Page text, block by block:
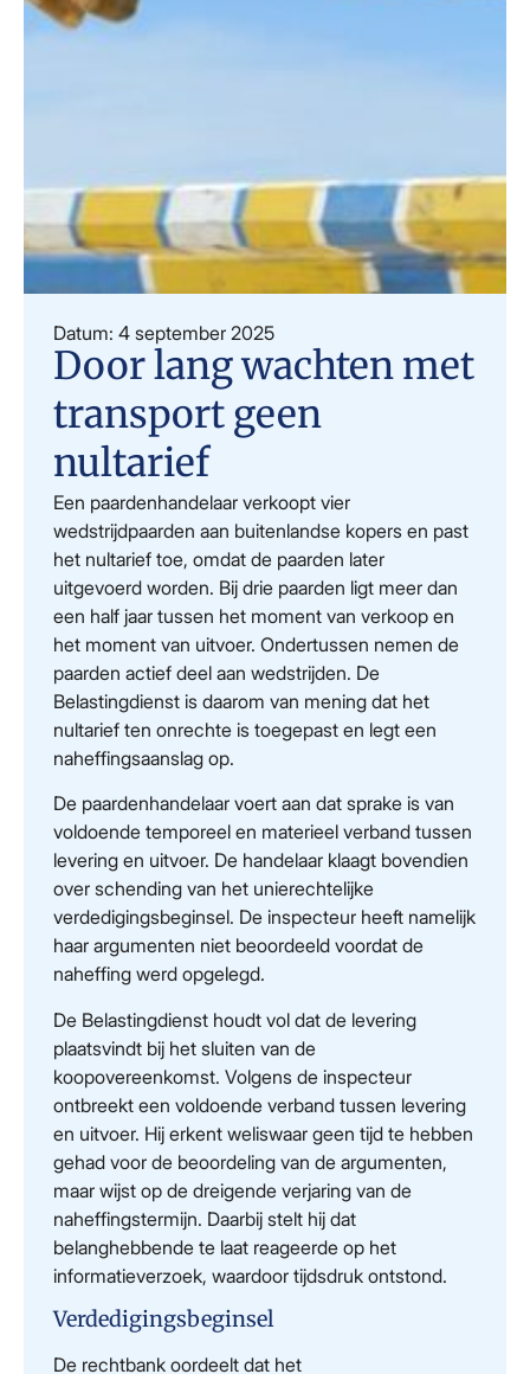
Datum: 4 september 2025
Door lang wachten met
transport geen
nultarief
Een paardenhandelaar verkoopt vier
wedstrijdpaarden aan buitenlandse kopers en past
het nultarief toe, omdat de paarden later
uitgevoerd worden. Bij drie paarden ligt meer dan
een half jaar tussen het moment van verkoop en
het moment van uitvoer. Ondertussen nemen de
paarden actief deel aan wedstrijden. De
Belastingdienst is daarom van mening dat het
nultarief ten onrechte is toegepast en legt een
naheffingsaanslag op.
De paardenhandelaar voert aan dat sprake is van
voldoende temporeel en materieel verband tussen
levering en uitvoer. De handelaar klaagt bovendien
over schending van het unierechtelijke
verdedigingsbeginsel. De inspecteur heeft namelijk
haar argumenten niet beoordeeld voordat de
naheffing werd opgelegd.
De Belastingdienst houdt vol dat de levering
plaatsvindt bij het sluiten van de
koopovereenkomst. Volgens de inspecteur
ontbreekt een voldoende verband tussen levering
en uitvoer. Hij erkent weliswaar geen tijd te hebben
gehad voor de beoordeling van de argumenten,
maar wijst op de dreigende verjaring van de
naheffingstermijn. Daarbij stelt hij dat
belanghebbende te laat reageerde op het
informatieverzoek, waardoor tijdsdruk ontstond.
Verdedigingsbeginsel
De rechtbank oordeelt dat het